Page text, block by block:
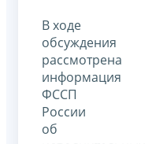
В ходе
обсуждения
рассмотрена
информация
ФССП
России
об